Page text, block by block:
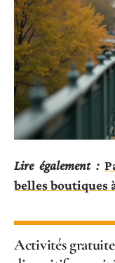
Lire également :
belles boutiques
Activités